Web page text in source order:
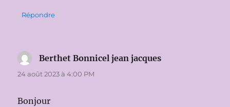
Répondre
Berthet Bonnicel jean jacques
24 août 2023 à 4:00 PM
Bonjour